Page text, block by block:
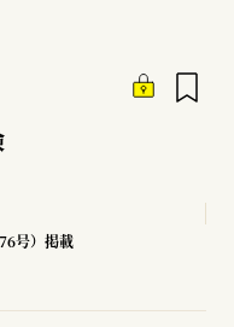
号）掲載